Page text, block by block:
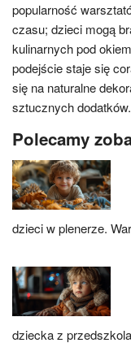
popularność
czasu; dzieci mogą
kulinarnych pod
podejście staje się
się na naturalne
sztucznych dodatków.
Polecamy
dzieci w plenerze.
dziecka z